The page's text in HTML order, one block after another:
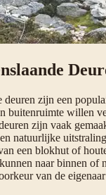
deuren zijn een
buitenruimte willen
zijn vaak
natuurlijke
een blokhut of
naar binnen of
van de